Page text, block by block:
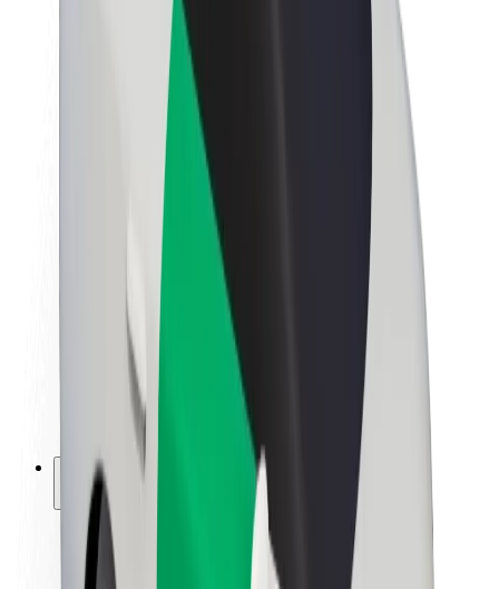
Lisätietoja Boltista
Kestävä kehitys Boltilla
Project Zero
Uutishuone
Brändiohjeistus
Sijoittajasuhteet
Johto
Brändi
Media
Urban Fund
Turvallisuus
Matkustajan turvallisuus
Kuljettajan turvallisuus